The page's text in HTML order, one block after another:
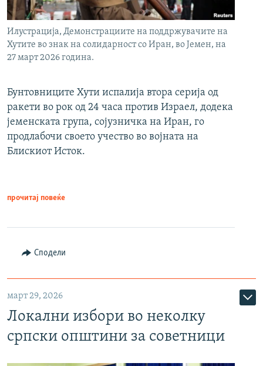
Илустрација, Демонстрациите на поддржувачите на
Хутите во знак на солидарност со Иран, во Јемен, на
27 март 2026 година.
Бунтовниците Хути испалија втора серија од
ракети во рок од 24 часа против Израел, додека
јеменската група, сојузничка на Иран, го
продлабочи своето учество во војната на
Блискиот Исток.
прочитај повеќе
Сподели
март 29, 2026
Локални избори во неколку
српски општини за советници